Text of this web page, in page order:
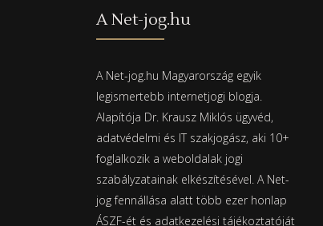
A Net-jog.hu
A Net-jog.hu Magyarország egyik
legismertebb internetjogi blogja.
Alapítója Dr. Krausz Miklós ügyvéd,
adatvédelmi és IT szakjogász, aki 10+
foglalkozik a weboldalak jogi
szabályzatainak elkészítésével. A Net-
jog fennállása alatt több ezer honlap
ÁSZF-ét és adatkezelési tájékoztatóját